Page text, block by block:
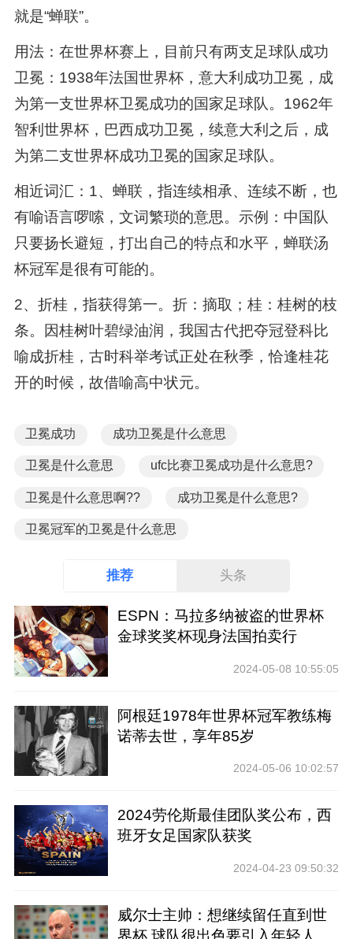
就是“蝉联”。
用法：在世界杯赛上，目前只有两支足球队成功
卫冕：1938年法国世界杯，意大利成功卫冕，成
为第一支世界杯卫冕成功的国家足球队。1962年
智利世界杯，巴西成功卫冕，续意大利之后，成
为第二支世界杯成功卫冕的国家足球队。
相近词汇：1、蝉联，指连续相承、连续不断，也
有喻语言啰嗦，文词繁琐的意思。示例：中国队
只要扬长避短，打出自己的特点和水平，蝉联汤
杯冠军是很有可能的。
2、折桂，指获得第一。折：摘取；桂：桂树的枝
条。因桂树叶碧绿油润，我国古代把夺冠登科比
喻成折桂，古时科举考试正处在秋季，恰逢桂花
开的时候，故借喻高中状元。
卫冕成功 成功卫冕是什么意思
卫冕是什么意思 ufc比赛卫冕成功是什么意思?
卫冕是什么意思啊?? 成功卫冕是什么意思?
卫冕冠军的卫冕是什么意思
推荐 头条
ESPN：马拉多纳被盗的世界杯
金球奖奖杯现身法国拍卖行
2024-05-08 10:55:05
阿根廷1978年世界杯冠军教练梅
诺蒂去世，享年85岁
2024-05-06 10:02:57
2024劳伦斯最佳团队奖公布，西
班牙女足国家队获奖
2024-04-23 09:50:32
威尔士主帅：想继续留任直到世
界杯 球队很出色要引入年轻人